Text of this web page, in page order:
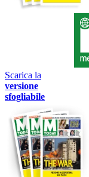
Scarica la
versione
sfogliabile